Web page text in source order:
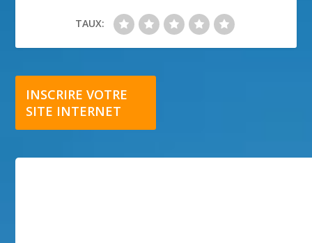
TAUX:
INSCRIRE VOTRE
SITE INTERNET